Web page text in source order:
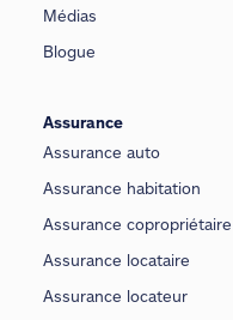
Médias
Blogue
Assurance
Assurance auto
Assurance habitation
Assurance copropriétaire
Assurance locataire
Assurance locateur